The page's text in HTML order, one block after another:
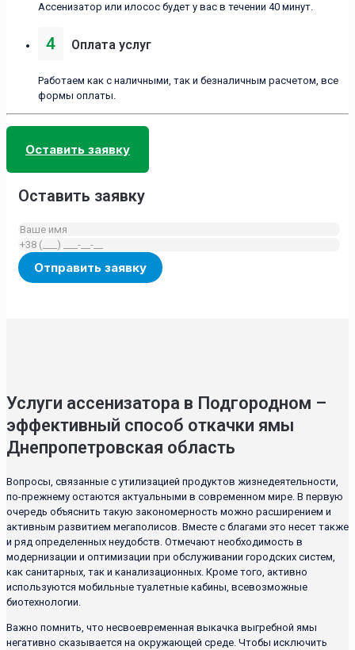
Ассенизатор или илосос будет у вас в течении 40 минут.
4 Оплата услуг
Работаем как с наличными, так и безналичным расчетом, все
формы оплаты.
Оставить заявку
Оставить заявку
Услуги ассенизатора в Подгородном –
эффективный способ откачки ямы
Днепропетровская область
Вопросы, связанные с утилизацией продуктов жизнедеятельности,
по-прежнему остаются актуальными в современном мире. В первую
очередь объяснить такую закономерность можно расширением и
активным развитием мегаполисов. Вместе с благами это несет также
и ряд определенных неудобств. Отмечают необходимость в
модернизации и оптимизации при обслуживании городских систем,
как санитарных, так и канализационных. Кроме того, активно
используются мобильные туалетные кабины, всевозможные
биотехнологии.
Важно помнить, что несвоевременная выкачка выгребной ямы
негативно сказывается на окружающей среде. Чтобы исключить